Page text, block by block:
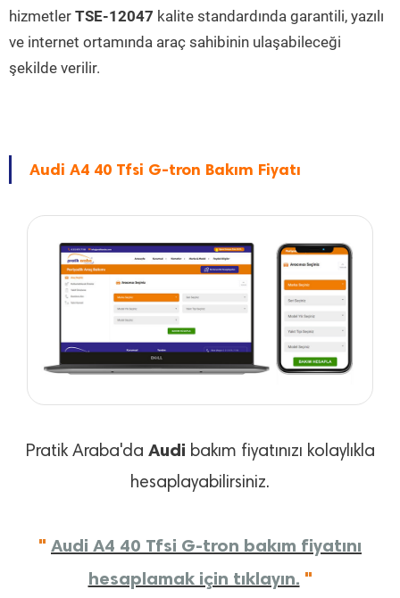
hizmetler TSE-12047 kalite standardında garantili, yazılı
ve internet ortamında araç sahibinin ulaşabileceği
şekilde verilir.
Audi A4 40 Tfsi G-tron Bakım Fiyatı
Pratik Araba'da Audi bakım fiyatınızı kolaylıkla
hesaplayabilirsiniz.
" Audi A4 40 Tfsi G-tron bakım fiyatını
hesaplamak için tıklayın. "